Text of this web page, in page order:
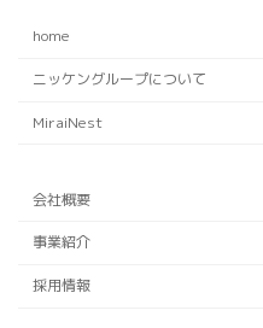
home
ニッケングループについて
MiraiNest
会社概要
事業紹介
採用情報